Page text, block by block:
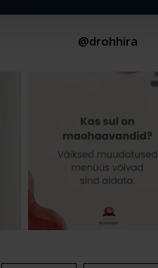
@drohhira